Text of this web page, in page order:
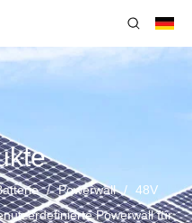
/ Powerwall / 48V
Powerwall für